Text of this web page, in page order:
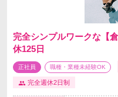
完全シンプルワークな【
休125日
正社員 職種・業種未経験OK
完全週休2日制